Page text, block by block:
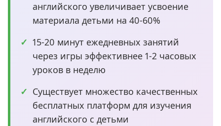
английского увеличивает усвоение
материала детьми на 40-60%
15-20 минут ежедневных занятий
через игры эффективнее 1-2 часовых
уроков в неделю
Существует множество качественных
бесплатных платформ для изучения
английского с детьми